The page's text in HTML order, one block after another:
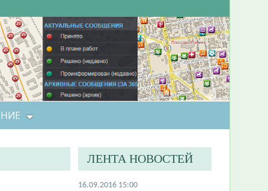
ЛЕНТА НОВОСТЕЙ
16.09.2016 15:00